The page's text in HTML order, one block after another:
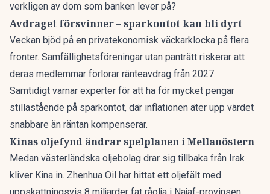
verkligen av dom som banken lever på?
Avdraget försvinner – sparkontot kan bli dyrt
Veckan bjöd på en privatekonomisk väckarklocka på flera
fronter. Samfällighetsföreningar utan panträtt riskerar att
deras medlemmar förlorar ränteavdrag från 2027.
Samtidigt varnar experter för att ha för mycket pengar
stillastående på sparkontot, där inflationen äter upp värdet
snabbare än räntan kompenserar.
Kinas oljefynd ändrar spelplanen i Mellanöstern
Medan västerländska oljebolag drar sig tillbaka från Irak
kliver Kina in. Zhenhua Oil har hittat ett oljefält med